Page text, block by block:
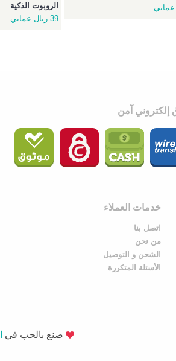
الروبوت الذكية
39 ريال عماني
خدمات العملاء
اتصل بنا
من نحن
الشحن و التوصيل
الأسئلة المتكررة
صنع بالحب في